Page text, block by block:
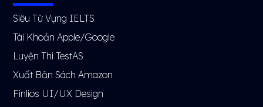
Siêu Từ Vựng IELTS
Tài Khoản Apple/Google
Luyện Thi TestAS
Xuất Bản Sách Amazon
Finlios UI/UX Design